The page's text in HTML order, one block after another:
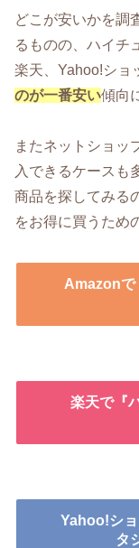
どこが安いかを調
るものの、ハイチ
楽天、Yahoo!ショ
のが一番安い傾向
またネットショッ
入できるケースも
商品を探してみる
をお得に買うため
Amazonで
楽天で『
Yahoo!シ
タ